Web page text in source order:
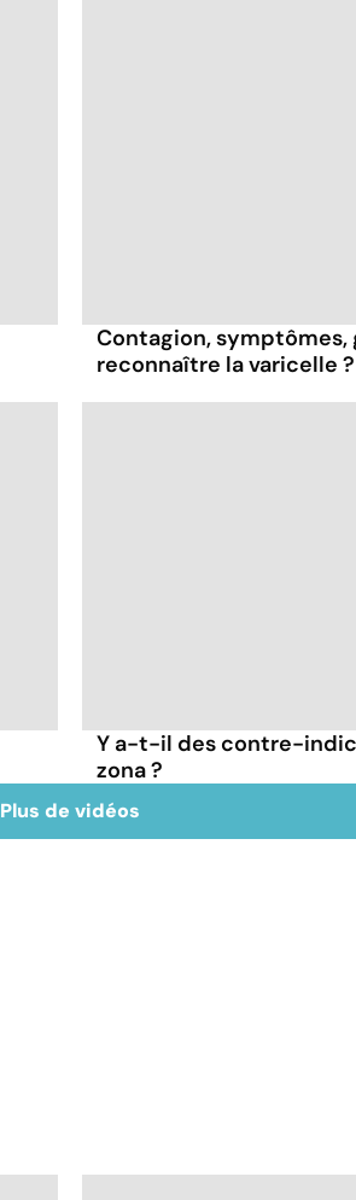
Contagion,
reconnaître la varicelle ?
Y a-t-il des contre-
zona ?
Plus de vidéos